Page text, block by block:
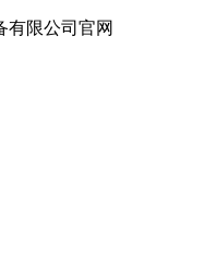
有限公司官网